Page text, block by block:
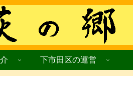
下市田区の運営